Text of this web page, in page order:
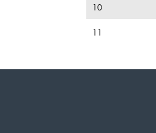
10
11